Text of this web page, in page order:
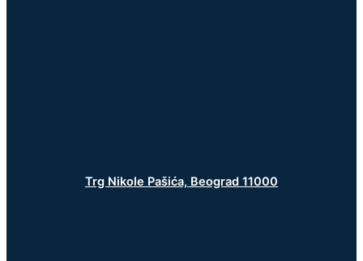
Trg Nikole Pašića, Beograd 11000